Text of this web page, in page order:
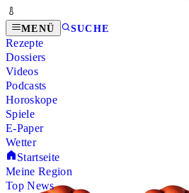
MENÜ SUCHE
Rezepte
Dossiers
Videos
Podcasts
Horoskope
Spiele
E-Paper
Wetter
Startseite
Meine Region
Top News